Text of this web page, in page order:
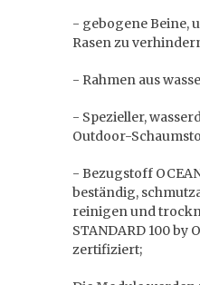
- gebogene Beine,
Rasen zu
- Rahmen aus
- Spezieller,
Outdoor-
- Bezugstoff
beständig,
reinigen und
STANDARD 100 by
zertifiziert;